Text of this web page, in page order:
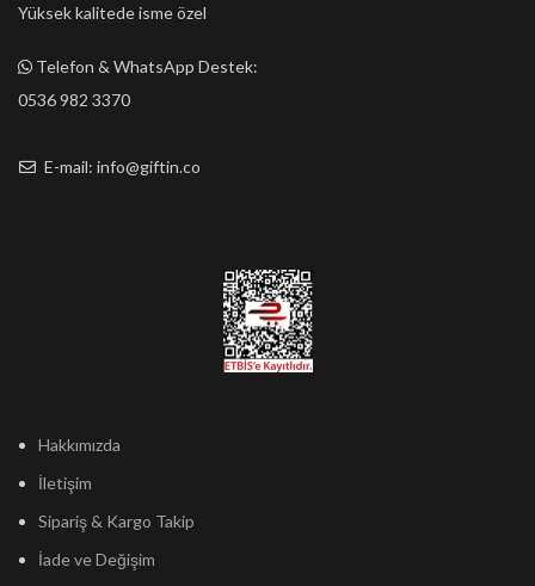
Yüksek kalitede isme özel
Telefon & WhatsApp Destek:
0536 982 3370
E-mail: info@giftin.co
Hakkımızda
İletişim
Sipariş & Kargo Takip
İade ve Değişim